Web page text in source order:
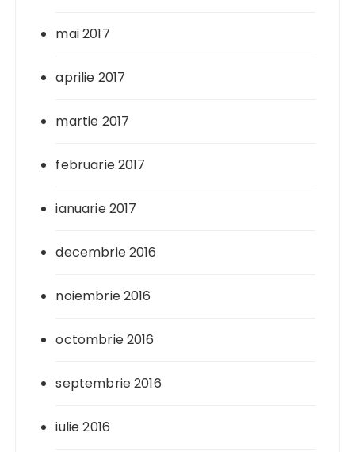
mai 2017
aprilie 2017
martie 2017
februarie 2017
ianuarie 2017
decembrie 2016
noiembrie 2016
octombrie 2016
septembrie 2016
iulie 2016